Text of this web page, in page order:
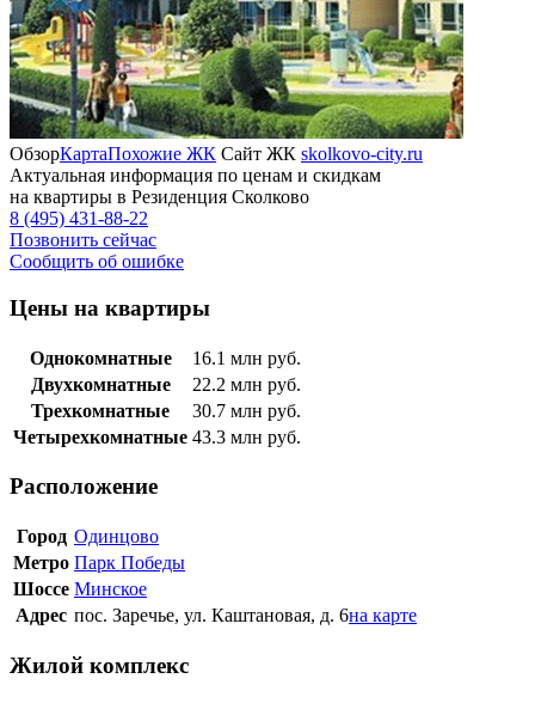
ОбзорКартаПохожие ЖК Сайт ЖК skolkovo-city.ru
Актуальная информация по ценам и скидкам
на квартиры в Резиденция Сколково
8 (495) 431-88-22
Позвонить сейчас
Сообщить об ошибке
Цены на квартиры
Однокомнатные 16.1 млн руб.
Двухкомнатные
22.2 млн руб.
Трехкомнатные
30.7 млн руб.
Четырехкомнатные 43.3 млн руб.
Расположение
Город Одинцово
Метро Парк Победы
Шоссе Минское
Адрес пос. Заречье, ул. Каштановая, д. 6на карте
Жилой комплекс